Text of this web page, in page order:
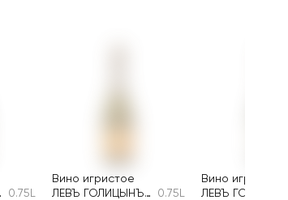
0.75L
Вино игристое
ЛЕВЪ ГОЛИЦЫНЪ
0.75L
Вино игристое
ЛЕВЪ ГОЛИЦЫНЪ